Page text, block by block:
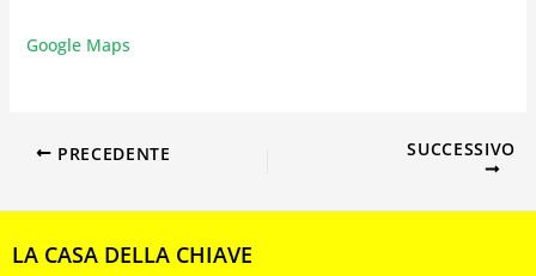
Google Maps
PRECEDENTE SUCCESSIVO
LA CASA DELLA CHIAVE